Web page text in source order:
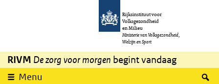
Overslaan en naar de inhoud gaan
Rijksinstituut voor
Volksgezondheid
en Milieu
Ministerie van Volksgezondheid,
Welzijn en Sport
RIVM De zorg voor morgen begint vandaag
Menu